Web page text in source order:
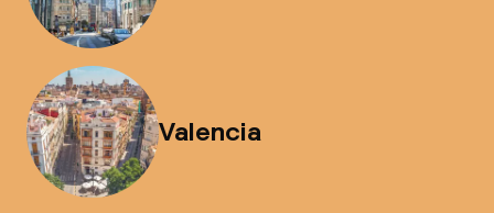
Valencia